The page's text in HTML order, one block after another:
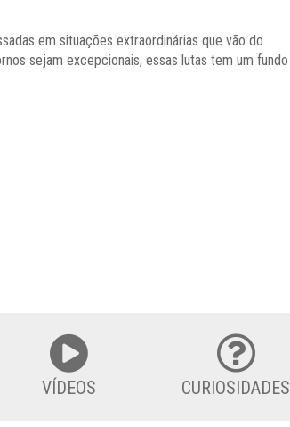
em situações extraordinárias que vão do
sejam excepcionais, essas lutas tem um fundo
VÍDEOS CURIOSIDADES